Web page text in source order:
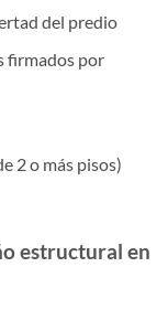
del predio
firmados por
2 o más pisos)
estructural en